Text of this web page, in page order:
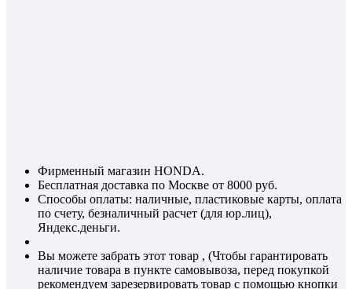
Фирменный магазин HONDA.
Бесплатная доставка по Москве от 8000 руб.
Способы оплаты: наличные, пластиковые карты, оплата
по счету, безналичный расчет (для юр.лиц),
Яндекс.деньги.
Вы можете забрать этот товар , (Чтобы гарантировать
наличие товара в пункте самовывоза, перед покупкой
рекомендуем зарезервировать товар с помощью кнопки